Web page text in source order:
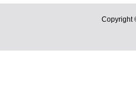
Copyright